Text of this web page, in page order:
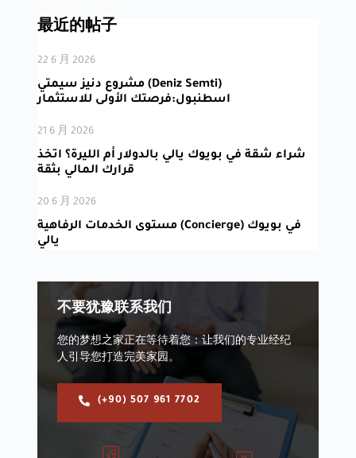
最近的帖子
22 6 月 2026
مشروع دنيز سيمتي (Deniz Semti)
21 6 月 2026
شراء شقة في بويوك يالي بالدولار أم الليرة؟ اتخذ
قرارك المالي بثقة
20 6 月 2026
مستوى الخدمات الرفاهية (Concierge) في بويوك
يالي
不要犹豫联系我们
您的梦想之家正在等待着您：让我们的专业经纪
人引导您打造完美家园。
(+90) 507 961 7702